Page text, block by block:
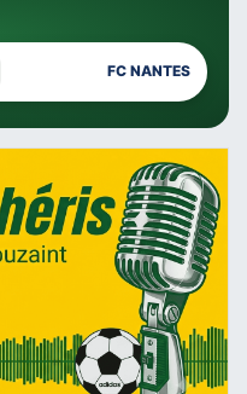
FC NANTES